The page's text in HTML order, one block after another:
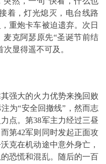
着，灯光熄灭，电台线路
重炮卡车被迫遗弃。次日
克阿瑟原先“圣诞节前结
显得遥不可及。
强大的火力优势来挽回败
为“安全回撤线”，然而志
点。第38军主力经过三昼
第42军则同时发起正面攻
克在机动途中意外身亡，
恐慌和混乱。随后的一百